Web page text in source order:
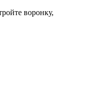
воронку,